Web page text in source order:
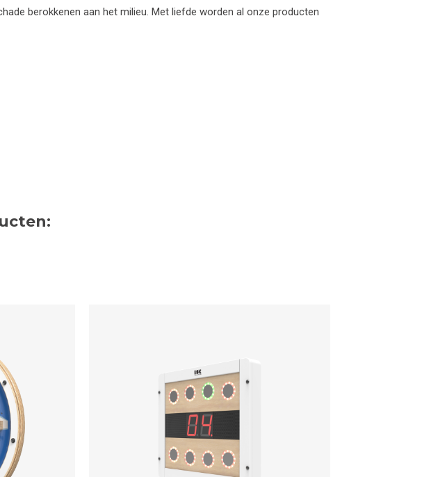
berokkenen aan het milieu. Met liefde worden al onze producten